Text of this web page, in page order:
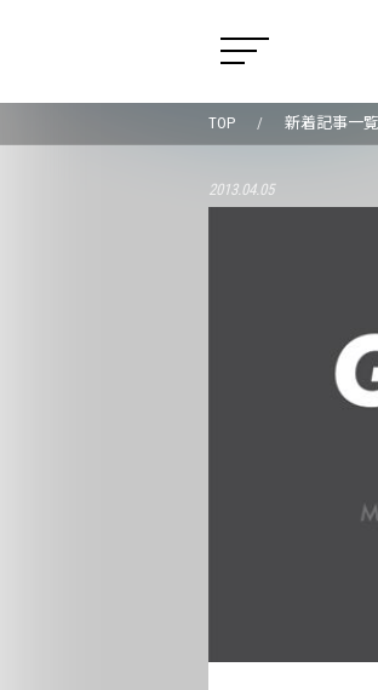
TOP 新着記事一覧
2013.04.05